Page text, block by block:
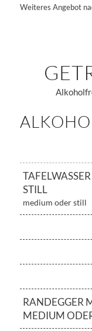
Weiteres Angebot
STILL
medium oder still
RANDEGGER
MEDIUM